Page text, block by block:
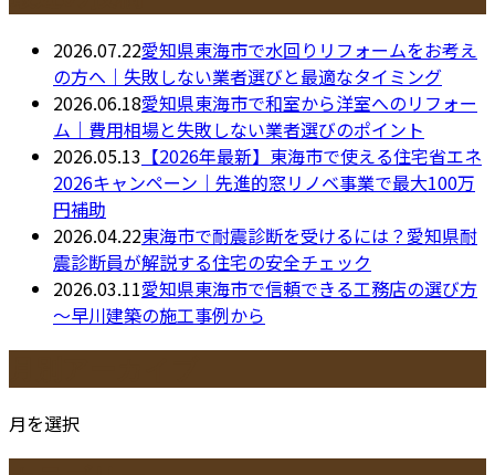
2026.07.22愛知県東海市で水回りリフォームをお考え
の方へ｜失敗しない業者選びと最適なタイミング
2026.06.18愛知県東海市で和室から洋室へのリフォー
ム｜費用相場と失敗しない業者選びのポイント
2026.05.13 【2026年最新】東海市で使える住宅省エネ
2026キャンペーン｜先進的窓リノベ事業で最大100万
円補助
2026.04.22東海市で耐震診断を受けるには？愛知県耐
震診断員が解説する住宅の安全チェック
2026.03.11愛知県東海市で信頼できる工務店の選び方
～早川建築の施工事例から
月を選択